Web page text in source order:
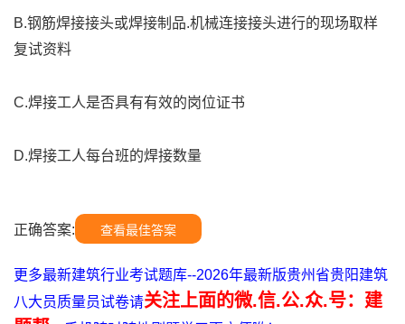
B.钢筋焊接接头或焊接制品.机械连接接头进行的现场取样
复试资料
C.焊接工人是否具有有效的岗位证书
D.焊接工人每台班的焊接数量
正确答案: 查看最佳答案
更多最新建筑行业考试题库--2026年最新版贵州省贵阳建筑
八大员质量员试卷请关注上面的微.信.公.众.号：建